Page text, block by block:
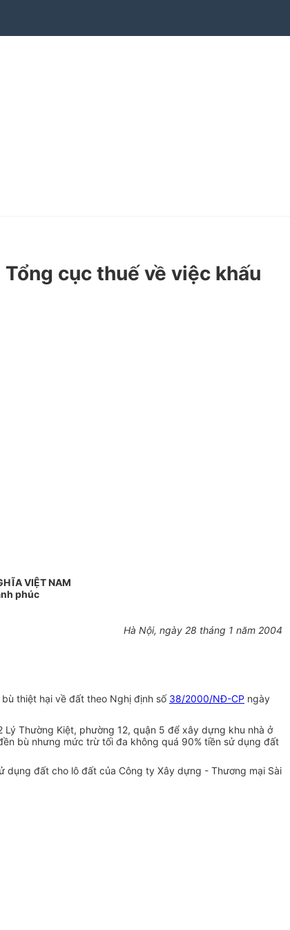
cục thuế về việc khấu
VIỆT NAM
phúc
Hà Nội, ngày 28 tháng 1 năm 2004
thiệt hại về đất theo Nghị định số 38/2000/NĐ-CP ngày
Thường Kiệt, phường 12, quận 5 để xây dựng khu nhà ở
bù nhưng mức trừ tối đa không quá 90% tiền sử dụng đất
dụng đất cho lô đất của Công ty Xây dựng - Thương mại Sài